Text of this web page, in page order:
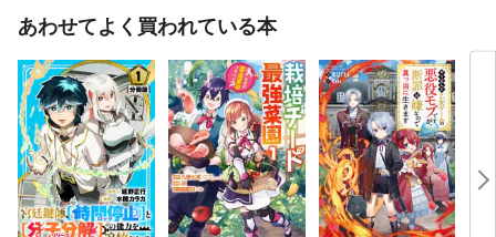
あわせてよく買われている本